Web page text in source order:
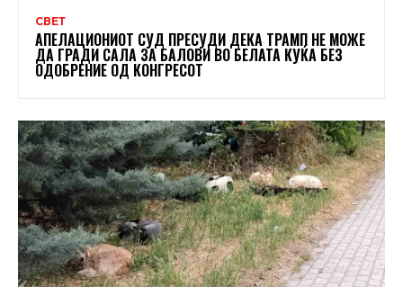
СВЕТ
АПЕЛАЦИОНИОТ СУД ПРЕСУДИ ДЕКА ТРАМП НЕ МОЖЕ
ДА ГРАДИ САЛА ЗА БАЛОВИ ВО БЕЛАТА КУЌА БЕЗ
ОДОБРЕНИЕ ОД КОНГРЕСОТ